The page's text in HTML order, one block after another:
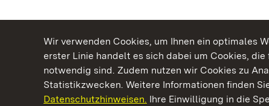
Wir verwenden Cookies, um Ihnen ein optimales
erster Linie handelt es sich dabei um Cookies,
notwendig sind. Zudem nutzen wir Cookies zu
Statistikzwecken. Weitere Informationen finden
Datenschutzhinweisen. Ihre Einwilligung in die